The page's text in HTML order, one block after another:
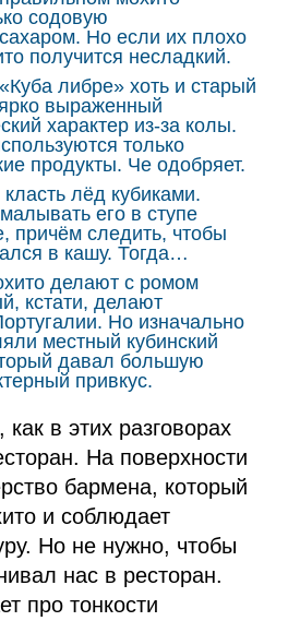
содовую
Но если их плохо
получится несладкий.
либре» хоть и старый
выраженный
характер из‑за колы.
только
продукты. Че одобряет.
лёд кубиками.
его в ступе
причём следить, чтобы
в кашу. Тогда…
делают с ромом
кстати, делают
Но изначально
местный кубинский
давал большую
привкус.
в этих разговорах
На поверхности
бармена, который
и соблюдает
Но не нужно, чтобы
нас в ресторан.
про тонкости